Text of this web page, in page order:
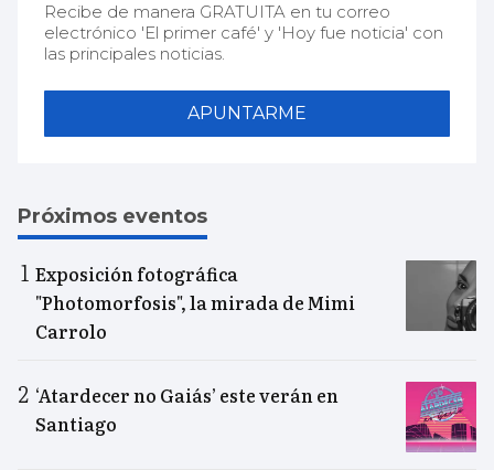
Recibe de manera GRATUITA en tu correo
electrónico 'El primer café' y 'Hoy fue noticia' con
las principales noticias.
APUNTARME
Próximos eventos
Exposición fotográfica
"Photomorfosis", la mirada de Mimi
Carrolo
‘Atardecer no Gaiás’ este verán en
Santiago